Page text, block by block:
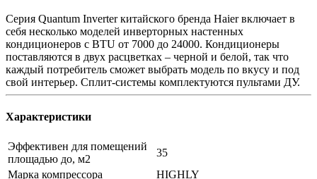
Серия Quantum Inverter китайского бренда Haier включает в
себя несколько моделей инверторных настенных
кондиционеров с BTU от 7000 до 24000. Кондиционеры
поставляются в двух расцветках – черной и белой, так что
каждый потребитель сможет выбрать модель по вкусу и под
свой интерьер. Сплит-системы комплектуются пультами ДУ.
Характеристики
Эффективен для помещений
площадью до, м2
35
Марка компрессора
HIGHLY